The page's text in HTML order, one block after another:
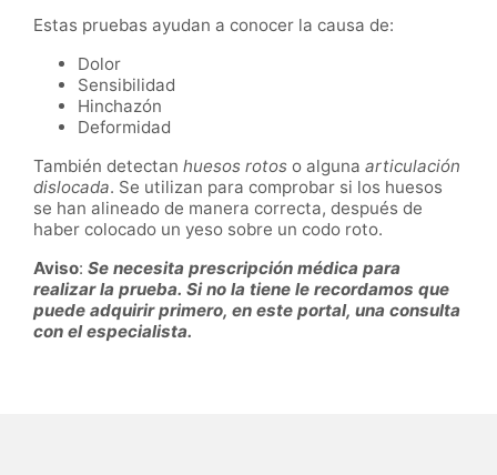
Estas pruebas ayudan a conocer la causa de:
Dolor
Sensibilidad
Hinchazón
Deformidad
También detectan huesos rotos o alguna articulación
dislocada. Se utilizan para comprobar si los huesos
se han alineado de manera correcta, después de
haber colocado un yeso sobre un codo roto.
Aviso: Se necesita prescripción médica para
realizar la prueba. Si no la tiene le recordamos que
puede adquirir primero, en este portal, una consulta
con el especialista.